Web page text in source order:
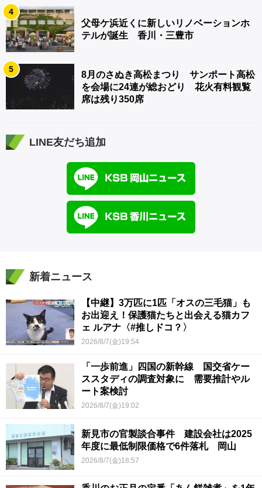
4
父母ケ浜近くに新しいリノベーションホ
テルが誕生 香川・三豊市
5
8月のさぬき高松まつり サンポート高松
を会場に24連が総おどり 花火有料観覧
席は残り350席
LINE友だち追加
新着ニュース
【中継】3万匹に1匹「オスの三毛猫」も
お出迎え！保護猫たちと出会える猫カフ
ェ ルアナ〈#推しドコ？〉
2026/8/7(金)19:54
「一歩前進」四国の新幹線 国交省ケー
ススタディの調査対象に 需要推計やル
ート案検討
2026/8/7(金)19:02
新見市の官製談合事件 建設会社は2025
年度に最低制限価格で6件落札 岡山
2026/8/7(金)18:57